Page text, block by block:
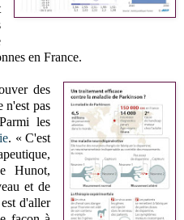
en France.
des
n'est pas
les
. « C'est
Hunot,
et de
d'aller